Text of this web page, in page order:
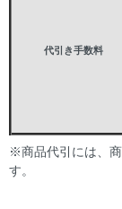
代引き手数料
※商品代引には、
す。